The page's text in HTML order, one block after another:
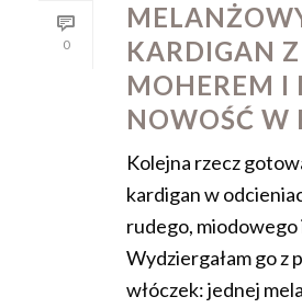
0
KARDIGAN Z
MOHEREM I
NOWOŚĆ W
Kolejna rzecz
kardigan w
rudego, miodowego
Wydziergałam go z
włóczek: jednej